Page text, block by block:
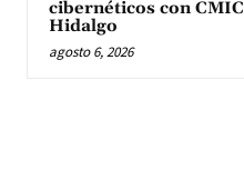
cibernéticos con CMIC
Hidalgo
agosto 6, 2026